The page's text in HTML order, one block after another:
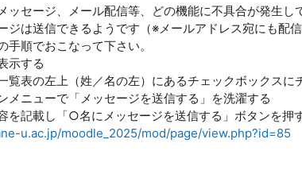
ッセージ、メール配信等、どの機能に不具合が発生
ジは送信できるようです（※メールアドレス宛にも配
順でおこなって下さい。
示する
覧表の左上（姓／名の左）にあるチェックボックス
メニューで「メッセージを送信する」を洗濯する
を記載し「○名にメッセージを送信する」ボタンを押
u.ac.jp/moodle_2025/mod/page/view.php?id=85